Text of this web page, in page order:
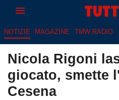
NOTIZIE MAGAZINE TMW RADIO
Nicola Rigoni
giocato, smette
Cesena